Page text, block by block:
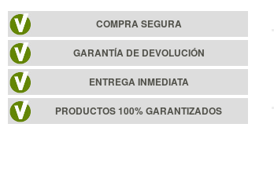
COMPRA SEGURA
GARANTÍA DE DEVOLUCIÓN
ENTREGA INMEDIATA
PRODUCTOS 100% GARANTIZADOS